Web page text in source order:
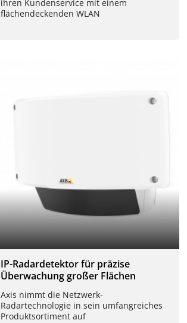
ihren Kundenservice mit einem
flächendeckenden WLAN
IP-Radardetektor für präzise
Überwachung großer Flächen
Axis nimmt die Netzwerk-
Radartechnologie in sein umfangreiches
Produktsortiment auf